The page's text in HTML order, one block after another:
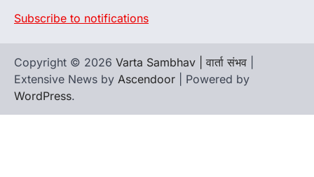
Subscribe to notifications
Copyright © 2026 Varta Sambhav | वार्ता संभव
Extensive News by Ascendoor | Powered by
WordPress.